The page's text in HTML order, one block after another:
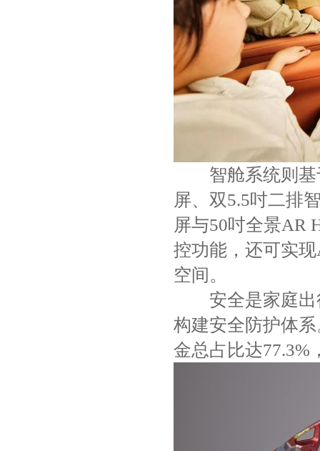
智舱系统则基
屏、双5.5吋二排
屏与50吋全景AR
控功能，还可实
空间。
安全是家庭出
构建安全防护体
金总占比达77.3%